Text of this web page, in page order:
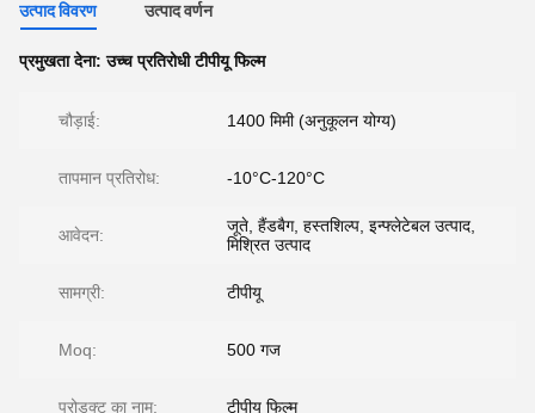
उत्पाद विवरण उत्पाद वर्णन
प्रमुखता देना:उच्च प्रतिरोधी टीपीयू फिल्म
चौड़ाई: 1400 मिमी (अनुकूलन योग्य)
तापमान प्रतिरोध: -10°C-120°C
आवेदन:
जूते, हैंडबैग, हस्तशिल्प, इन्फ्लेटेबल उत्पाद,
मिश्रित उत्पाद
सामग्री: टीपीयू
Moq: 500 गज
प्रोडक्ट का नाम: टीपीयू फिल्म